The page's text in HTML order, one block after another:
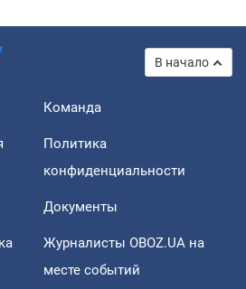
В начало
Команда
Политика
конфиденциальности
Документы
Журналисты OBOZ.UA на
месте событий